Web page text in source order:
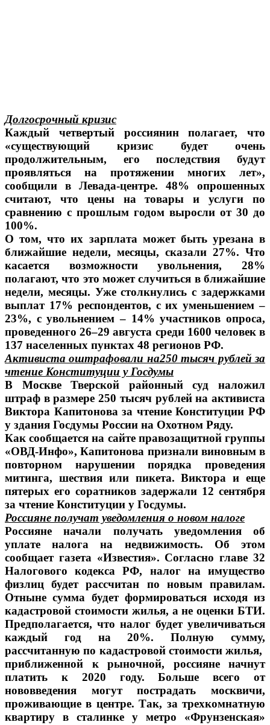
Долгосрочный кризис
Каждый четвертый россиянин полагает, что
«существующий кризис будет очень
продолжительным, его последствия будут
проявляться на протяжении многих лет»,
сообщили в Левада-центре. 48% опрошенных
считают, что цены на товары и услуги по
сравнению с прошлым годом выросли от 30 до
100%.
О том, что их зарплата может быть урезана в
ближайшие недели, месяцы, сказали 27%. Что
касается возможности увольнения, 28%
полагают, что это может случиться в ближайшие
недели, месяцы. Уже столкнулись с задержками
выплат 17% респондентов, с их уменьшением –
23%, с увольнением – 14% участников опроса,
проведенного 26–29 августа среди 1600 человек в
137 населенных пунктах 48 регионов РФ.
Активиста оштрафовали на250 тысяч рублей за
чтение Конституции у Госдумы
В Москве Тверской районный суд наложил
штраф в размере 250 тысяч рублей на активиста
Виктора Капитонова за чтение Конституции РФ
у здания Госдумы России на Охотном Ряду.
Как сообщается на сайте правозащитной группы
«ОВД-Инфо», Капитонова признали виновным в
повторном нарушении порядка проведения
митинга, шествия или пикета. Виктора и еще
пятерых его соратников задержали 12 сентября
за чтение Конституции у Госдумы.
Россияне получат уведомления о новом налоге
Россияне начали получать уведомления об
уплате налога на недвижимость. Об этом
сообщает газета «Известия». Согласно главе 32
Налогового кодекса РФ, налог на имущество
физлиц будет рассчитан по новым правилам.
Отныне сумма будет формироваться исходя из
кадастровой стоимости жилья, а не оценки БТИ.
Предполагается, что налог будет увеличиваться
каждый год на 20%. Полную сумму,
рассчитанную по кадастровой стоимости жилья,
приближенной к рыночной, россияне начнут
платить к 2020 году. Больше всего от
нововведения могут пострадать москвичи,
проживающие в центре. Так, за трехкомнатную
квартиру в сталинке у метро «Фрунзенская»